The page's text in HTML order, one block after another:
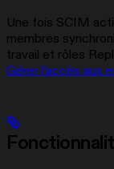
Une fois SCIM
membres
travail et rôles
Gérer l’accès aux